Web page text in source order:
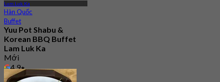
Lum Luk Ka
Hàn Quốc
Buffet
Yuu Pot Shabu &
Korean BBQ Buffet
Lam Luk Ka
Mới
4.9
Từ฿ 299